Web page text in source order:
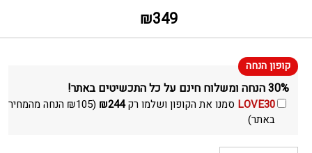
₪349
30% הנחה ומשלוח חינם על כל התכשיטים באתר!
LOVE30 סמנו את הקופון ושלמו רק ₪244
(
₪105
הנחה מהמחיר
באתר)